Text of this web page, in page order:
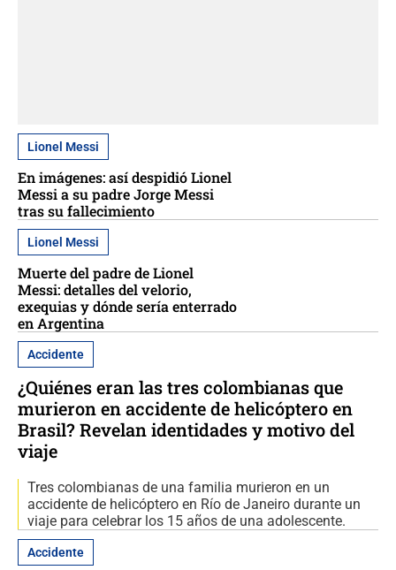
Lionel Messi
En imágenes: así despidió Lionel
Messi a su padre Jorge Messi
tras su fallecimiento
Lionel Messi
Muerte del padre de Lionel
Messi: detalles del velorio,
exequias y dónde sería enterrado
en Argentina
Accidente
¿Quiénes eran las tres colombianas que
murieron en accidente de helicóptero en
Brasil? Revelan identidades y motivo del
viaje
Tres colombianas de una familia murieron en un
accidente de helicóptero en Río de Janeiro durante un
viaje para celebrar los 15 años de una adolescente.
Accidente